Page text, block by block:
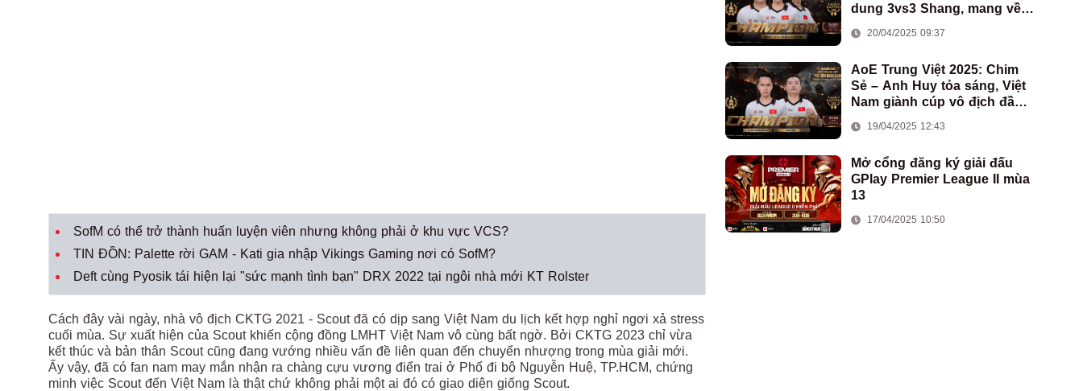
SofM có thể trở thành huấn luyện viên nhưng không phải ở khu vực VCS?
TIN ĐỒN: Palette rời GAM - Kati gia nhập Vikings Gaming nơi có SofM?
Deft cùng Pyosik tái hiện lại "sức mạnh tình bạn" DRX 2022 tại ngôi nhà mới KT Rolster
Cách đây vài ngày, nhà vô địch CKTG 2021 - Scout đã có dịp sang Việt Nam du lịch kết hợp nghỉ ngơi xả stress
cuối mùa. Sự xuất hiện của Scout khiến cộng đồng LMHT Việt Nam vô cùng bất ngờ. Bởi CKTG 2023 chỉ vừa
kết thúc và bản thân Scout cũng đang vướng nhiều vấn đề liên quan đến chuyển nhượng trong mùa giải mới.
Ấy vậy, đã có fan nam may mắn nhận ra chàng cựu vương điển trai ở Phố đi bộ Nguyễn Huệ, TP.HCM, chứng
minh việc Scout đến Việt Nam là thật chứ không phải một ai đó có giao diện giống Scout.
dung 3vs3 Shang, mang về
đoàn AoE Việt Nam
20/04/2025 09:37
AoE Trung Việt 2025: Chim
Sẻ – Anh Huy tỏa sáng, Việt
Nam giành cúp vô địch đầu
19/04/2025 12:43
Mở cổng đăng ký giải đấu
GPlay Premier League II mùa
13
17/04/2025 10:50